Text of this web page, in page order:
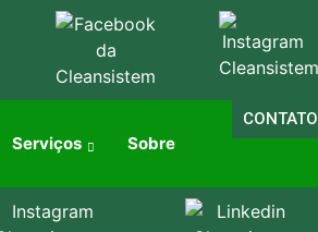
Serviços Sobre
CONTATO